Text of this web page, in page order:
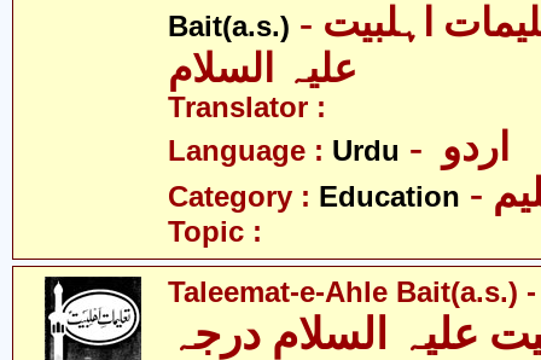
Bait(a.s.) - ادارہ فروغ تعلیمات اہلبیت
علیہ السلام
Translator :
Language : Urdu
Category : Education
Topic :
Taleemat-e-Ahle Bait(a.s.)
علیہ السلام درجہ